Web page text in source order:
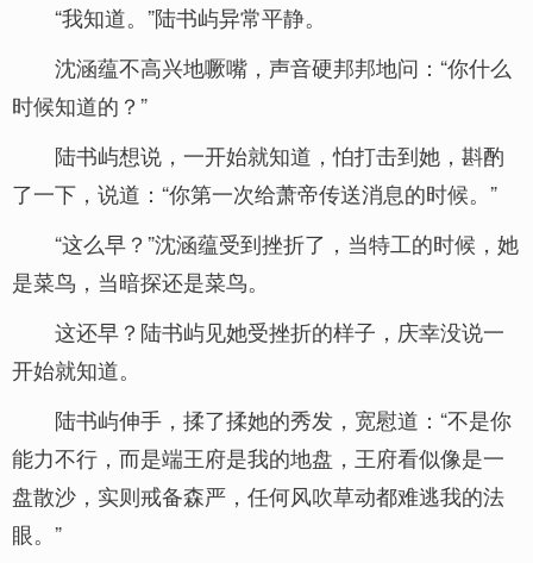
“我知道。”陆书屿异常平静。
沈涵蕴不高兴地噘嘴，声音硬邦邦地问：“你什么
时候知道的？”
陆书屿想说，一开始就知道，怕打击到她，斟酌
了一下，说道：“你第一次给萧帝传送消息的时候。”
“这么早？”沈涵蕴受到挫折了，当特工的时候，她
是菜鸟，当暗探还是菜鸟。
这还早？陆书屿见她受挫折的样子，庆幸没说一
开始就知道。
陆书屿伸手，揉了揉她的秀发，宽慰道：“不是你
能力不行，而是端王府是我的地盘，王府看似像是一
盘散沙，实则戒备森严，任何风吹草动都难逃我的法
眼。”